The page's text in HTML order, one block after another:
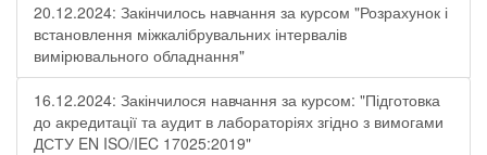
20.12.2024: Закінчилось навчання за курсом "Розрахунок і
встановлення міжкалібрувальних інтервалів
вимірювального обладнання"
16.12.2024: Закінчилося навчання за курсом: "Підготовка
до акредитації та аудит в лабораторіях згідно з вимогами
ДСТУ EN ISO/IEC 17025:2019"